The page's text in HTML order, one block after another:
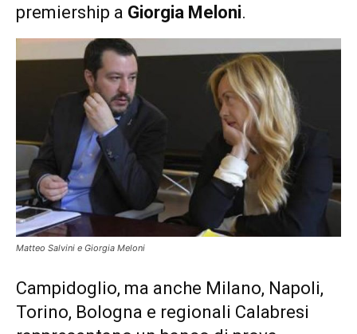
premiership a Giorgia Meloni.
Matteo Salvini e Giorgia Meloni
Campidoglio, ma anche Milano, Napoli,
Torino, Bologna e regionali Calabresi